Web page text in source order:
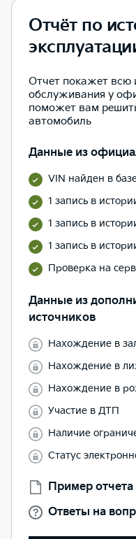
Отчёт по
Отчет покажет всю
обслуживания у
поможет вам
автомобиль
Данные из
VIN найден в
1 запись в
1 запись в
1 запись в
Проверка на
Данные из
источников
Нахождение в
Нахождение в
Нахождение в
Участие в ДТП
Наличие
Статус
Пример отчета
Ответы на